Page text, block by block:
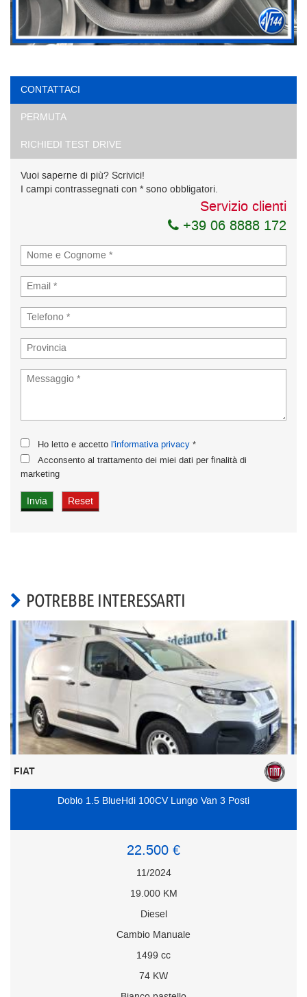
CONTATTACI
PERMUTA
RICHIEDI TEST DRIVE
Vuoi saperne di più? Scrivici!
I campi contrassegnati con * sono obbligatori.
Servizio clienti
+39 06 8888 172
Ho letto e accetto l'informativa privacy *
Acconsento al trattamento dei miei dati per finalità di
marketing
POTREBBE INTERESSARTI
FIAT
Doblo 1.5 BlueHdi 100CV Lungo Van 3 Posti
22.500 €
11/2024
19.000 KM
Diesel
Cambio Manuale
1499 cc
74 KW